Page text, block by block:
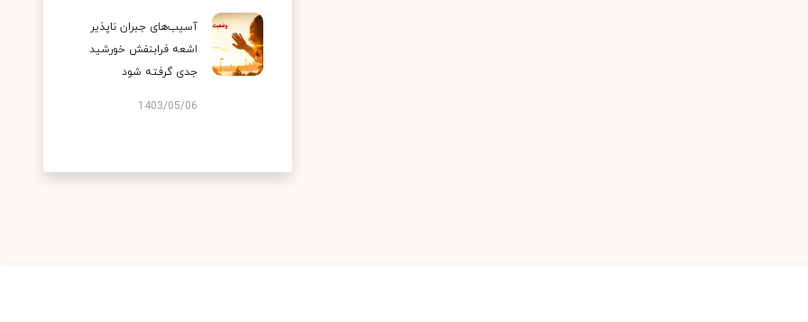
آسیب‌های جبران ناپذیر
اشعه فرابنفش خورشید
جدی گرفته شود
1403/05/06